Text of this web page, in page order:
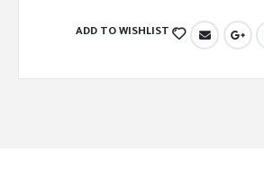
ADD TO WISHLIST